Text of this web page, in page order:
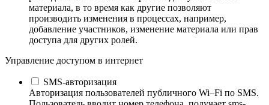
материала, в то время как другие позволяют
производить изменения в процессах, например,
добавление участников, изменение материала или прав
доступа для других ролей.
Управление доступом в интернет
SMS-авторизация
Авторизация пользователей публичного Wi–Fi по SMS.